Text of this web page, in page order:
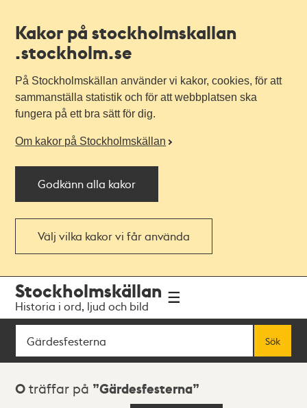
Kakor på stockholmskallan
.stockholm.se
På Stockholmskällan använder vi kakor, cookies, för att
sammanställa statistik och för att webbplatsen ska
fungera på ett bra sätt för dig.
Om kakor på Stockholmskällan
Godkänn alla kakor
Välj vilka kakor vi får använda
navigationen
huvudinnehållet
Stockholmskällan
Historia i ord, ljud och bild
Sök
Sök
Sökresultat
0 träffar på Gärdesfesterna